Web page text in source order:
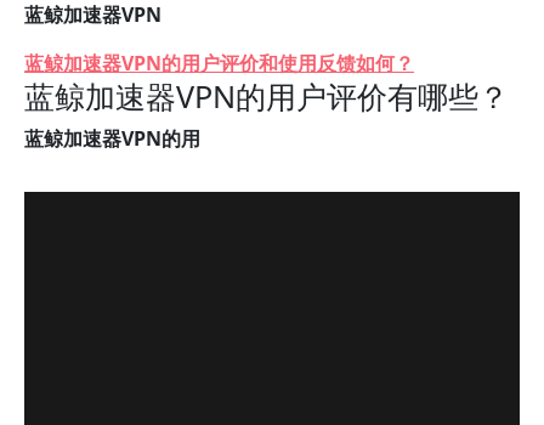
蓝鲸加速器VPN
蓝鲸加速器VPN的用户评价和使用反馈如何？
蓝鲸加速器VPN的用户评价有哪些？
蓝鲸加速器VPN的用